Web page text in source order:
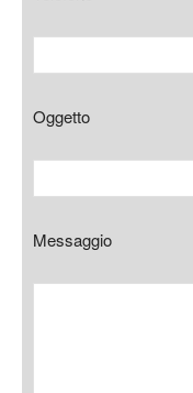
Oggetto
Messaggio